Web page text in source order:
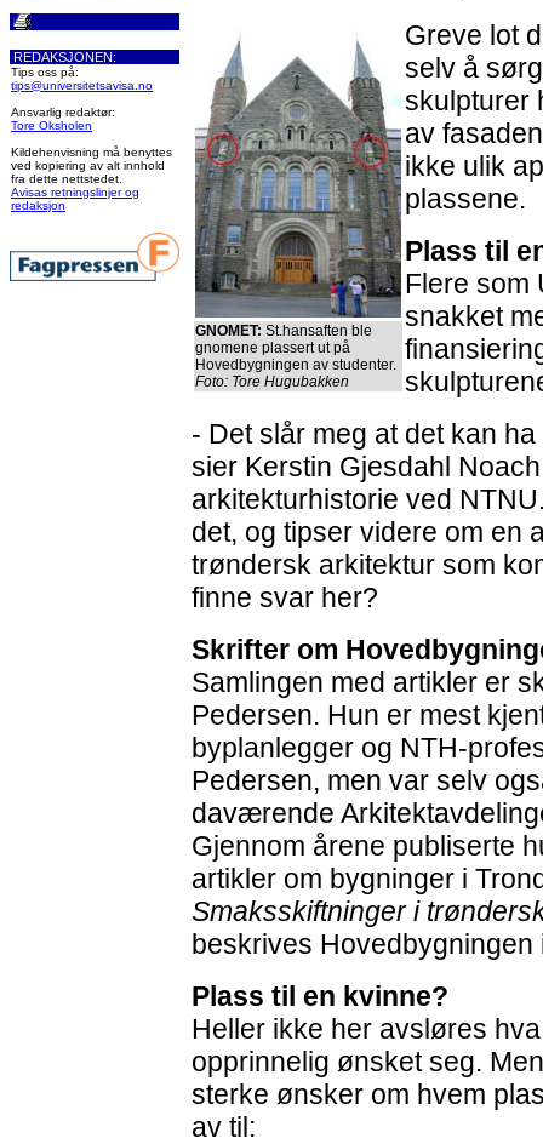
REDAKSJONEN:
Tips oss på:
tips@universitetsavisa.no
Ansvarlig redaktør:
Tore Oksholen
Kildehenvisning må benyttes
ved kopiering av alt innhold
fra dette nettstedet.
Avisas retningslinjer og
redaksjon
GNOMET: St.hansaften ble
gnomene plassert ut på
Hovedbygningen av studenter.
Foto: Tore Hugubakken
Greve lot
selv å
skulpturer
av
ikke ulik
plassene.
Plass til
Flere som
snakket
- Det slår meg at det kan
sier Kerstin Gjesdahl
arkitekturhistorie ved
det, og tipser videre om en
trøndersk arkitektur som
finne svar her?
Skrifter om
Samlingen med artikler er
Pedersen. Hun er mest
byplanlegger og NTH-
Pedersen, men var selv
daværende
Gjennom årene publiserte
artikler om bygninger i
Smaksskiftninger i
beskrives Hovedbygningen
Plass til en kvinne?
Heller ikke her avsløres
opprinnelig ønsket seg.
sterke ønsker om hvem
av til: